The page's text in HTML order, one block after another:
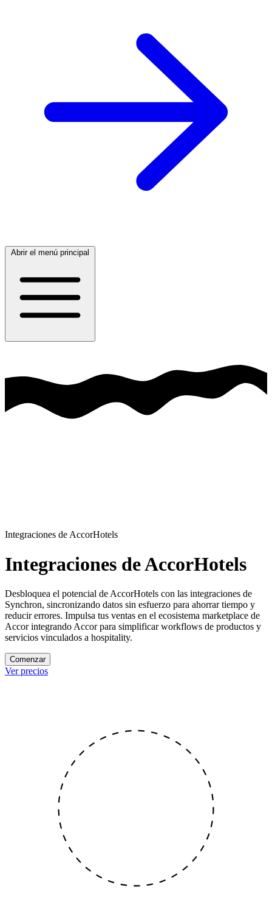
Abrir el menú principal
Integraciones de AccorHotels
Integraciones de AccorHotels
Desbloquea el potencial de AccorHotels con las integraciones de
Synchron, sincronizando datos sin esfuerzo para ahorrar tiempo y
reducir errores. Impulsa tus ventas en el ecosistema marketplace de
Accor integrando Accor para simplificar workflows de productos y
servicios vinculados a hospitality.
Comenzar
Ver precios